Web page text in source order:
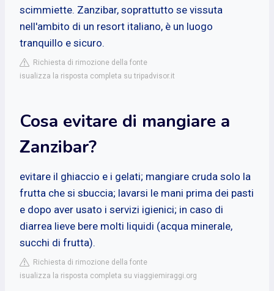
scimmiette. Zanzibar, soprattutto se vissuta
nell'ambito di un resort italiano, è un luogo
tranquillo e sicuro.
Richiesta di rimozione della fonte
isualizza la risposta completa su tripadvisor.it
Cosa evitare di mangiare a
Zanzibar?
evitare il ghiaccio e i gelati; mangiare cruda solo la
frutta che si sbuccia; lavarsi le mani prima dei pasti
e dopo aver usato i servizi igienici; in caso di
diarrea lieve bere molti liquidi (acqua minerale,
succhi di frutta).
Richiesta di rimozione della fonte
isualizza la risposta completa su viaggiemiraggi.org